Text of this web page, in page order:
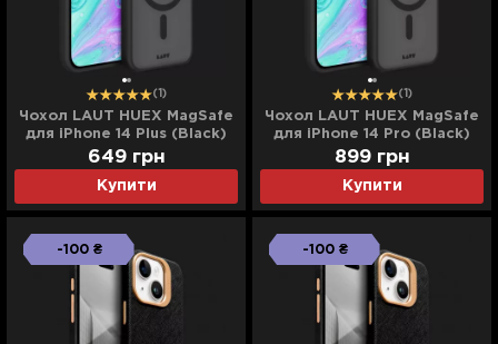
(1)
Чохол LAUT HUEX MagSafe
для iPhone 14 Plus (Black)
Купити
649 грн
(1)
Чохол LAUT HUEX MagSafe
для iPhone 14 Pro (Black)
Купити
899 грн
-100 ₴ -100 ₴